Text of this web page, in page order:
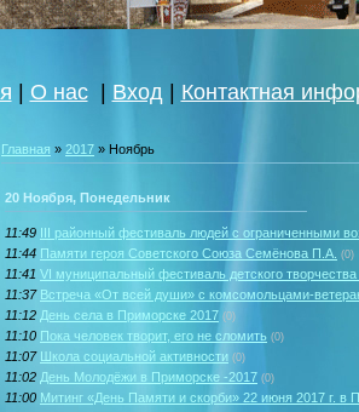
О нас| Вход| Контактная
Главная » 2017 » Ноябрь
20 Ноября, Понедельник
11:49 III районный фестиваль людей с ограниченными
11:44 Памяти героя Советского Союза Семёнова П.А. (0)
11:41 VI муниципальный фестиваль детского творчества
11:37 Встреча «От всей души» с комсомольцами-
11:12 День села в Приморске 2017 (0)
11:10 Пока человек творит, его не сломить (0)
11:07 Школа социальной активности (0)
11:02 День Молодёжи в Приморске -2017 (0)
11:00 Митинг «День Памяти и скорби» 22 июня 2017 г. в